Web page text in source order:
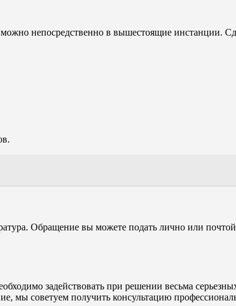
непосредственно в вышестоящие инстанции.
Обращение вы можете подать лично или почтой.
задействовать при решении весьма
мы советуем получить консультацию